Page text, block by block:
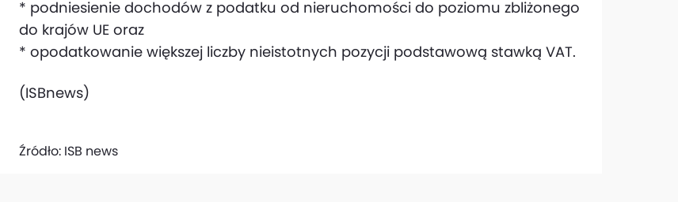
* podniesienie dochodów z podatku od nieruchomości do poziomu zbliżonego
do krajów UE oraz
* opodatkowanie większej liczby nieistotnych pozycji podstawową stawką VAT.
(ISBnews)
Źródło: ISB news